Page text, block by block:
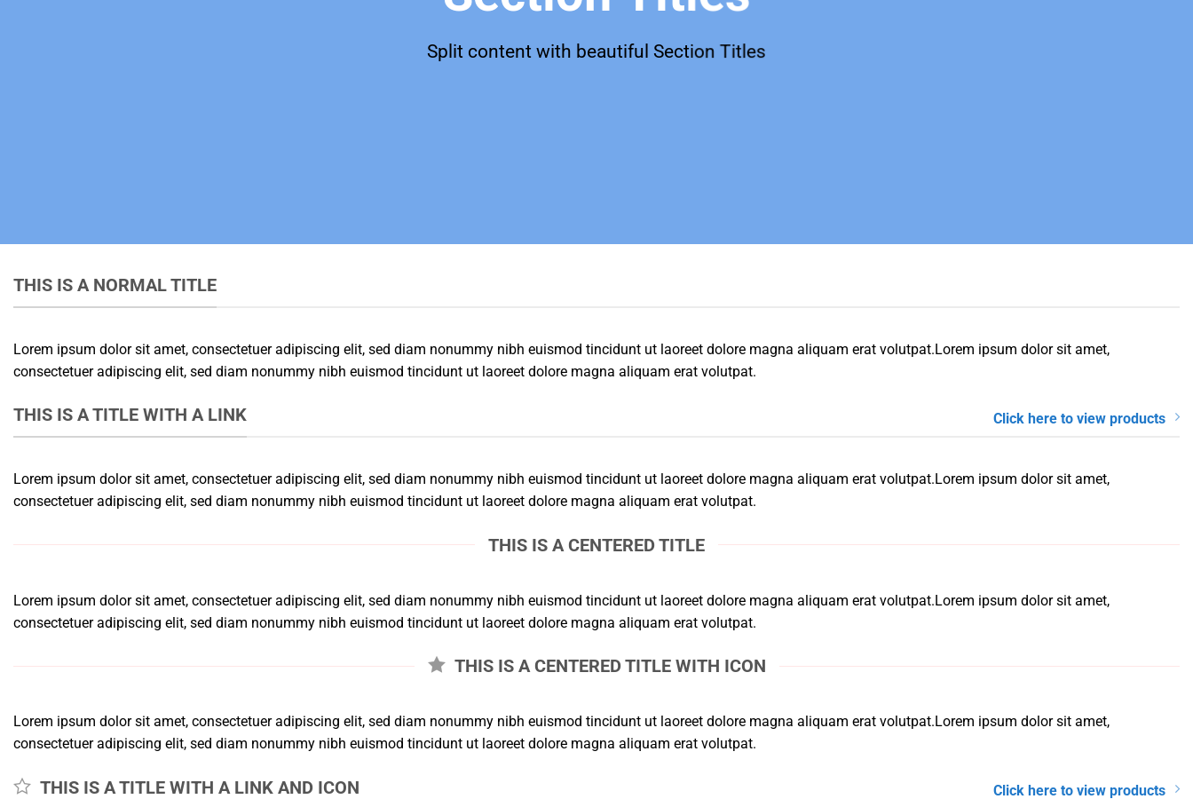
Split content with beautiful Section Titles
THIS IS A NORMAL TITLE
Lorem ipsum dolor sit amet, consectetuer adipiscing elit, sed diam nonummy nibh euismod tincidunt ut laoreet dolore magna aliquam erat volutpat.Lorem ipsum dolor sit amet,
consectetuer adipiscing elit, sed diam nonummy nibh euismod tincidunt ut laoreet dolore magna aliquam erat volutpat.
THIS IS A TITLE WITH A LINK Click here to view products
Lorem ipsum dolor sit amet, consectetuer adipiscing elit, sed diam nonummy nibh euismod tincidunt ut laoreet dolore magna aliquam erat volutpat.Lorem ipsum dolor sit amet,
consectetuer adipiscing elit, sed diam nonummy nibh euismod tincidunt ut laoreet dolore magna aliquam erat volutpat.
THIS IS A CENTERED TITLE
Lorem ipsum dolor sit amet, consectetuer adipiscing elit, sed diam nonummy nibh euismod tincidunt ut laoreet dolore magna aliquam erat volutpat.Lorem ipsum dolor sit amet,
consectetuer adipiscing elit, sed diam nonummy nibh euismod tincidunt ut laoreet dolore magna aliquam erat volutpat.
THIS IS A CENTERED TITLE WITH ICON
Lorem ipsum dolor sit amet, consectetuer adipiscing elit, sed diam nonummy nibh euismod tincidunt ut laoreet dolore magna aliquam erat volutpat.Lorem ipsum dolor sit amet,
consectetuer adipiscing elit, sed diam nonummy nibh euismod tincidunt ut laoreet dolore magna aliquam erat volutpat.
THIS IS A TITLE WITH A LINK AND ICON Click here to view products